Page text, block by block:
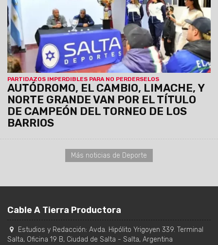
PARTIDAZOS IMPERDIBLES PARA NO PERDERSELOS
AUTÓDROMO, EL CAMBIO, LIMACHE, Y
NORTE GRANDE VAN POR EL TÍTULO
DE CAMPEÓN DEL TORNEO DE LOS
BARRIOS
encuentros definitorios.
Más noticias de Deporte
Cable A Tierra Productora
Estudios y Redacción: Avda. Hipólito Yrigoyen 339. Terminal
Salta, Oficina 19 B, Ciudad de Salta - Salta, Argentina